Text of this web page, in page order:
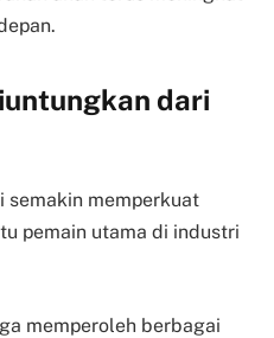
dari
semakin memperkuat
pemain utama di industri
memperoleh berbagai